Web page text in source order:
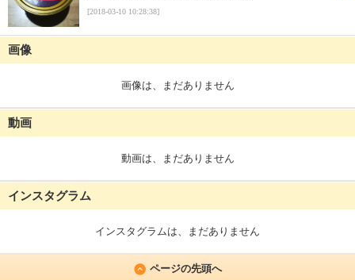
[2018-03-10 10:28:38]
画像
画像は、まだありません
動画
動画は、まだありません
インスタグラム
インスタグラムは、まだありません
ページの先頭へ